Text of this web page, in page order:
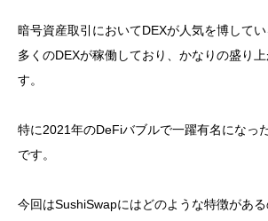
暗号資産取引においてDEXが人気を博して
多くのDEXが稼働しており、かなりの盛り
す。
特に2021年のDeFiバブルで一躍有名になっ
です。
今回はSushiSwapにはどのような特徴があ